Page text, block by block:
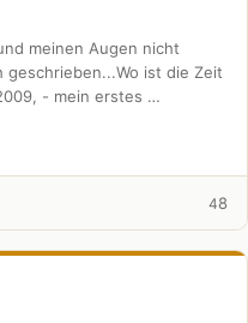
meinen Augen nicht
ist die Zeit
- mein erstes …
48